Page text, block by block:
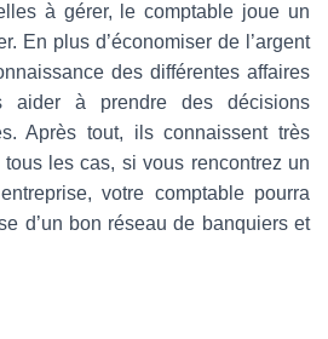
à gérer, le comptable joue un
En plus d’économiser de l’argent
des différentes affaires
aider à prendre des décisions
Après tout, ils connaissent très
les cas, si vous rencontrez un
votre comptable pourra
d’un bon réseau de banquiers et